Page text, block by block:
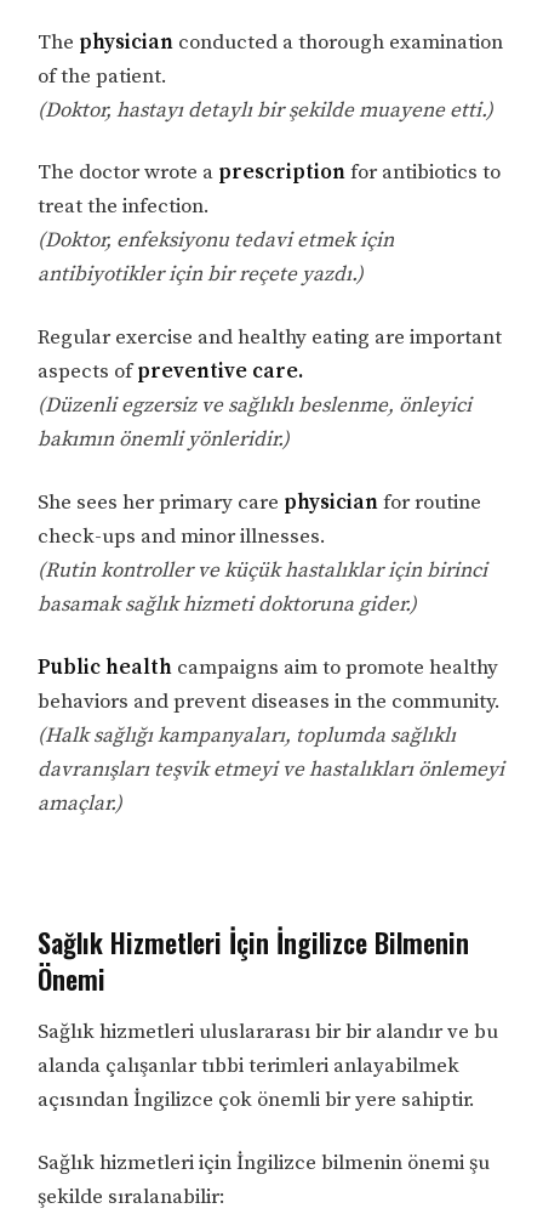
The physician conducted a thorough examination
of the patient.
(Doktor, hastayı detaylı bir şekilde muayene etti.)
The doctor wrote a prescriptionfor antibiotics to
treat the infection.
(Doktor, enfeksiyonu tedavi etmek için
antibiyotikler için bir reçete yazdı.)
Regular exercise and healthy eating are important
aspects ofpreventive care.
(Düzenli egzersiz ve sağlıklı beslenme, önleyici
bakımın önemli yönleridir.)
She sees her primary care physicianfor routine
check-ups and minor illnesses.
(Rutin kontroller ve küçük hastalıklar için birinci
basamak sağlık hizmeti doktoruna gider.)
Public health campaigns aim to promote healthy
behaviors and prevent diseases in the community.
(Halk sağlığı kampanyaları, toplumda sağlıklı
davranışları teşvik etmeyi ve hastalıkları önlemeyi
amaçlar.)
Sağlık Hizmetleri İçin İngilizce Bilmenin
Önemi
Sağlık hizmetleri uluslararası bir bir alandır ve bu
alanda çalışanlar tıbbi terimleri anlayabilmek
açısından İngilizce çok önemli bir yere sahiptir.
Sağlık hizmetleri için İngilizce bilmenin önemi şu
şekilde sıralanabilir: